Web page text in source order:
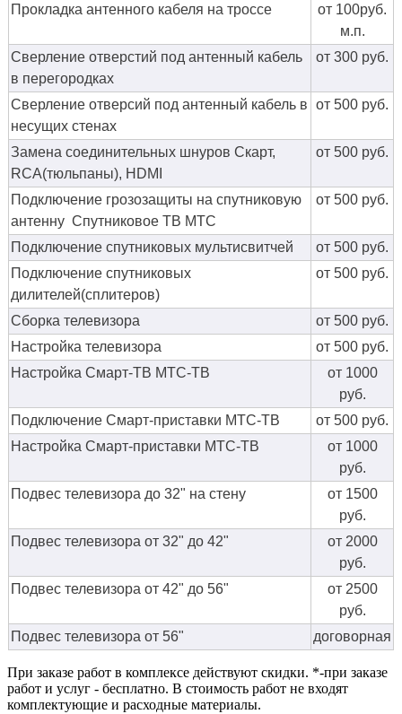
Прокладка антенного кабеля на троссе
от 100руб.
м.п.
Сверление отверстий под антенный кабель
в перегородках
от 300 руб.
Сверление отверсий под антенный кабель в
несущих стенах
от 500 руб.
Замена соединительных шнуров Скарт,
RCA(тюльпаны), HDMI
от 500 руб.
Подключение грозозащиты на спутниковую
антенну Спутниковое ТВ МТС
от 500 руб.
Подключение спутниковых мультисвитчей
от 500 руб.
Подключение спутниковых
дилителей(сплитеров)
от 500 руб.
Сборка телевизора
от 500 руб.
Настройка телевизора
от 500 руб.
Настройка Смарт-ТВ МТС-ТВ
от 1000
руб.
Подключение Смарт-приставки МТС-ТВ
от 500 руб.
Настройка Смарт-приставки МТС-ТВ
от 1000
руб.
Подвес телевизора до 32" на стену
от 1500
руб.
Подвес телевизора от 32" до 42"
от 2000
руб.
Подвес телевизора от 42" до 56"
от 2500
руб.
Подвес телевизора от 56"
договорная
При заказе работ в комплексе действуют скидки. *-при заказе
работ и услуг - бесплатно. В стоимость работ не входят
комплектующие и расходные материалы.